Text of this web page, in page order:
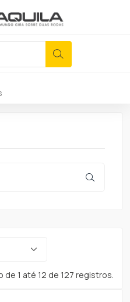
de 1 até 12 de 127 registros.